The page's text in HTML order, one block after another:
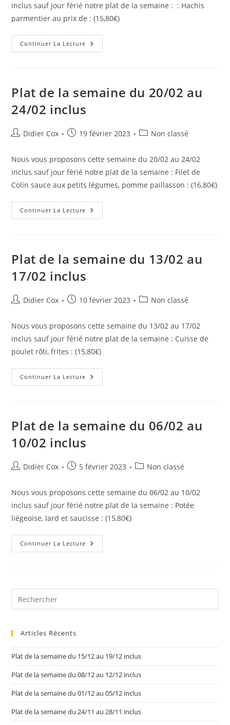
inclus sauf jour férié notre plat de la semaine : : Hachis
parmentier au prix de : (15,80€)
Continuer La Lecture
Plat de la semaine du 20/02 au
24/02 inclus
Didier Cox 19 février 2023 Non classé
Nous vous proposons cette semaine du 20/02 au 24/02
inclus sauf jour férié notre plat de la semaine : Filet de
Colin sauce aux petits légumes, pomme paillasson : (16,80€)
Continuer La Lecture
Plat de la semaine du 13/02 au
17/02 inclus
Didier Cox 10 février 2023 Non classé
Nous vous proposons cette semaine du 13/02 au 17/02
inclus sauf jour férié notre plat de la semaine : Cuisse de
poulet rôti, frites : (15,80€)
Continuer La Lecture
Plat de la semaine du 06/02 au
10/02 inclus
Didier Cox 5 février 2023 Non classé
Nous vous proposons cette semaine du 06/02 au 10/02
inclus sauf jour férié notre plat de la semaine : Potée
liégeoise, lard et saucisse : (15,80€)
Continuer La Lecture
Articles Récents
Plat de la semaine du 15/12 au 19/12 inclus
Plat de la semaine du 08/12 au 12/12 inclus
Plat de la semaine du 01/12 au 05/12 inclus
Plat de la semaine du 24/11 au 28/11 inclus